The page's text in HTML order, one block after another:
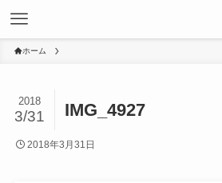
ホーム
IMG_4927
2018
3/31
2018年3月31日